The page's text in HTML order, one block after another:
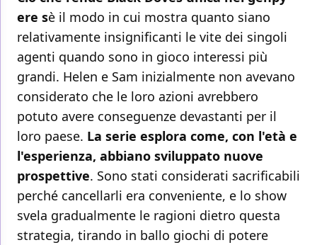
ere sè il modo in cui mostra quanto siano
relativamente insignificanti le vite dei singoli
agenti quando sono in gioco interessi più
grandi. Helen e Sam inizialmente non avevano
considerato che le loro azioni avrebbero
potuto avere conseguenze devastanti per il
loro paese. La serie esplora come, con l'età e
l'esperienza, abbiano sviluppato nuove
prospettive. Sono stati considerati sacrificabili
perché cancellarli era conveniente, e lo show
svela gradualmente le ragioni dietro questa
strategia, tirando in ballo giochi di potere